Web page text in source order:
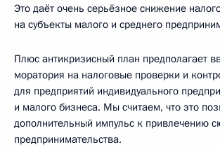
Это даёт очень серьёзное снижение
на субъекты малого и среднего
Плюс антикризисный план предполагает
моратория на налоговые проверки и
для предприятий индивидуального
и малого бизнеса. Мы считаем, что это
дополнительный импульс к привлечению
предпринимательства.